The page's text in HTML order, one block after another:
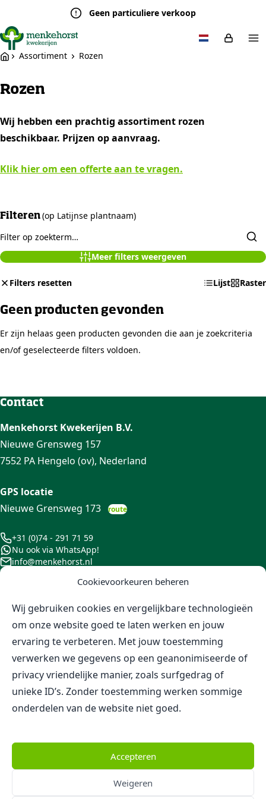
Cookievoorkeuren beheren
Wij gebruiken cookies en vergelijkbare technologieën
om onze website goed te laten werken en jouw
ervaring te verbeteren. Met jouw toestemming
verwerken we gegevens op een geanonimiseerde of
privacy vriendelijke manier, zoals surfgedrag of
unieke ID’s. Zonder toestemming werken sommige
onderdelen van de website niet goed.
Accepteren
Weigeren
Geen particuliere verkoop
Assortiment Rozen
Rozen
Wij hebben een prachtig assortiment rozen
beschikbaar. Prijzen op aanvraag.
Klik hier om een offerte aan te vragen.
Filteren(op Latijnse plantnaam)
Meer filters weergeven
Filters resetten Lijst Raster
Geen producten gevonden
Er zijn helaas geen producten gevonden die aan je zoekcriteria
en/of geselecteerde filters voldoen.
Contact
Menkehorst Kwekerijen B.V.
Nieuwe Grensweg 157
7552 PA Hengelo (ov), Nederland
GPS locatie
Nieuwe Grensweg 173
route
+31 (0)74 - 291 71 59
Nu ook via WhatsApp!
info@menkehorst.nl
Blijf op de hoogte
andere ontwikkelingen door je te abonneren op onze
nieuwsbrief, of door ons te volgen op Instagram.
Volg Menkehorst via Instagram
Klanten beoordelenMenkehorst Kwekerijen B.V.
Lees alle 72 onafhankelijke reviews
© 2026 - Menkehorst Kwekerijen B.V.